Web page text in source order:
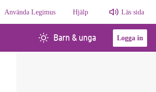
Använda Legimus Hjälp Läs sida
Barn & unga Logga in